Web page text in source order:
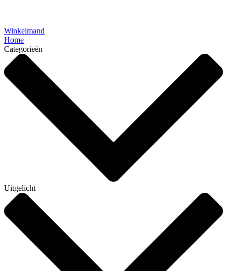
Winkelmand
Home
Categorieën
Uitgelicht